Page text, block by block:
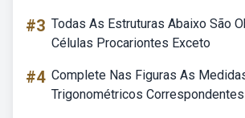
#3 Todas As Estruturas Abaixo São
Células Procariontes Exceto
#4 Complete Nas Figuras As
Trigonométricos Correspondentes